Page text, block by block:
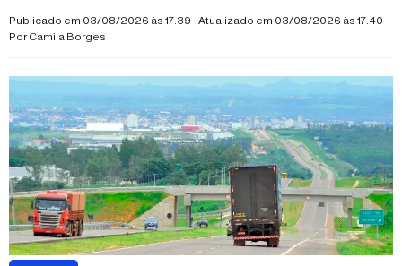
e qualidade de vida
Publicado em 03/08/2026 às 17:39 - Atualizado em 03/08/2026 às 17:40 -
PorCamila Borges